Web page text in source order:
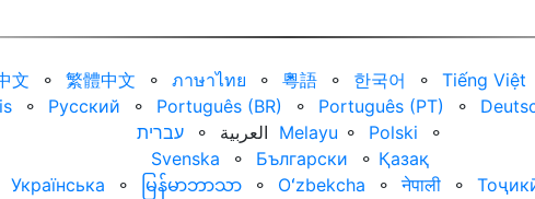
文 ⚬ 繁體中文 ⚬ ภาษาไทย ⚬ 粵語 ⚬ 한국어 ⚬ Tiếng Việt
⚬ Русский ⚬ Português (BR) ⚬ Português (PT) ⚬
Melayu ⚬ Polski ⚬ العربية‏ ⚬
עברית‏
Svenska
⚬ Български ⚬ Қазақ
Українська ⚬ မြန်မာဘာသာ ⚬ Oʻzbekcha ⚬ नेपाली ⚬